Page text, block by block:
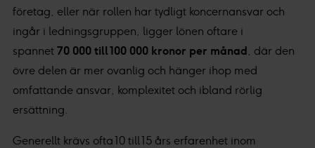
företag, eller när rollen har tydligt koncernansvar och
ingår i ledningsgruppen, ligger lönen oftare i
spannet 70 000 till 100 000 kronor per månad, där den
övre delen är mer ovanlig och hänger ihop med
omfattande ansvar, komplexitet och ibland rörlig
ersättning.
Generellt krävs ofta 10 till 15 års erfarenhet inom